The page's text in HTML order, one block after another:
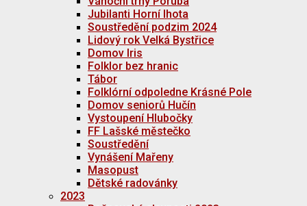
Jubilanti Horní lhota
Soustředění podzim 2024
Lidový rok Velká Bystřice
Domov Iris
Folklor bez hranic
Tábor
Folklórní odpoledne Krásné Pole
Domov seniorů Hučín
Vystoupení Hlubočky
FF Lašské městečko
Soustředění
Vynášení Mařeny
Masopust
Dětské radovánky
2023